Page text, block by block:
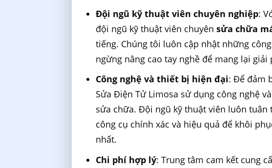
Đội ngũ kỹ thuật viên chuyên nghiệp:
đội ngũ kỹ thuật viên chuyênsửa chữa
tiếng. Chúng tôi luôn cập nhật những
ngừng nâng cao tay nghề để mang lại
Công nghệ và thiết bị hiện đại: Để đảm
Sửa Điện Tử Limosa sử dụng công nghệ
sửa chữa. Đội ngũ kỹ thuật viên luôn
công cụ chính xác và hiệu quả để khôi
nhất.
Chi phí hợp lý: Trung tâm cam kết cung